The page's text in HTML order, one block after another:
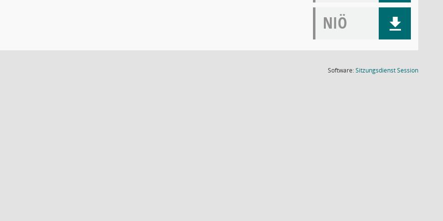
NIÖ
Software:SitzungsdienstSession(Wird in